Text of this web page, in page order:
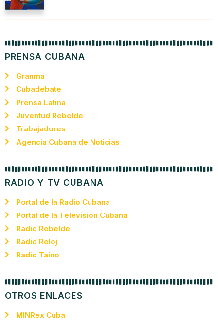
PRENSA CUBANA
Granma
Cubadebate
Prensa Latina
Juventud Rebelde
Trabajadores
Agencia Cubana de Noticias
RADIO Y TV CUBANA
Portal de la Radio Cubana
Portal de la Televisión Cubana
Radio Rebelde
Radio Reloj
Radio Taíno
OTROS ENLACES
MINRex Cuba